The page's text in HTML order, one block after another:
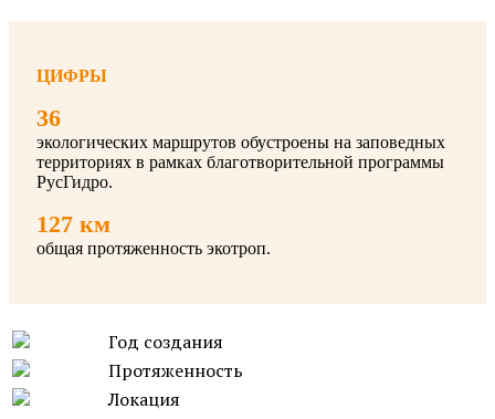
ЦИФРЫ
36
экологических маршрутов обустроены на заповедных
территориях в рамках благотворительной программы
РусГидро.
127 км
общая протяженность экотроп.
Год создания
Протяженность
Локация